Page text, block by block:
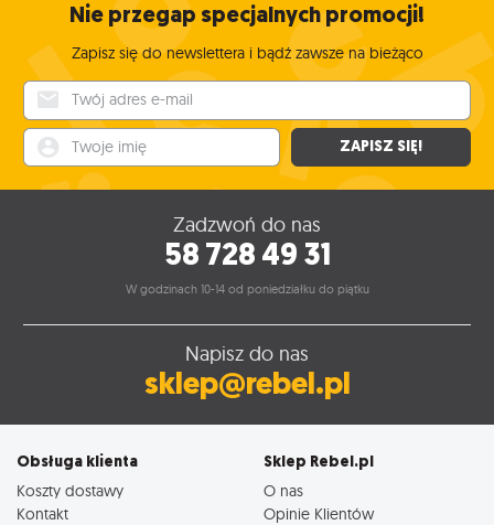
Nie przegap specjalnych promocji!
Zapisz się do newslettera i bądź zawsze na bieżąco
ZAPISZ SIĘ!
Zadzwoń do nas
58 728 49 31
W godzinach 10-14 od poniedziałku do piątku
Napisz do nas
sklep@rebel.pl
Obsługa klienta
Koszty dostawy
Kontakt
Sklep Rebel.pl
O nas
Opinie Klientów